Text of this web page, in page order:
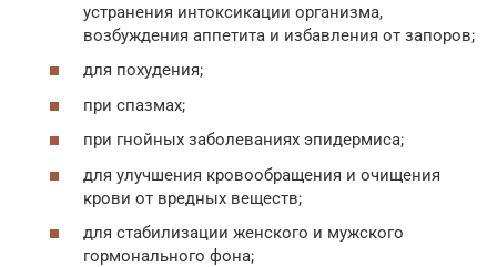
устранения интоксикации организма,
возбуждения аппетита и избавления от запоров;
для похудения;
при спазмах;
при гнойных заболеваниях эпидермиса;
для улучшения кровообращения и очищения
крови от вредных веществ;
для стабилизации женского и мужского
гормонального фона;